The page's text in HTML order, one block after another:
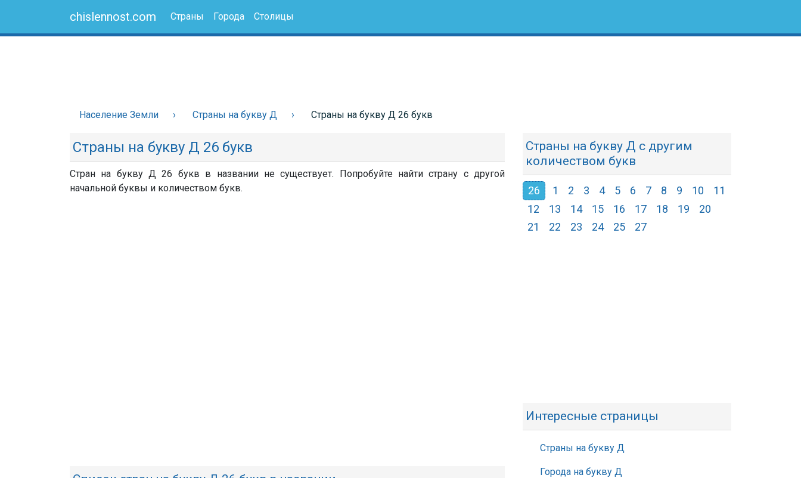
chislennost.com Страны Города Столицы
Население Земли Страны на букву Д Страны на букву Д 26 букв
Страны на букву Д 26 букв
Стран на букву Д 26 букв в названии не существует. Попробуйте найти страну с другой
начальной буквы и количеством букв.
Страны на букву Д с другим
количеством букв
26 1 2 3 4 5 6 7 8 9 10
11
12
13 14 15 16 17 18 19
20
21
22 23 24 25 27
Интересные страницы
Страны на букву Д
Города на букву Д